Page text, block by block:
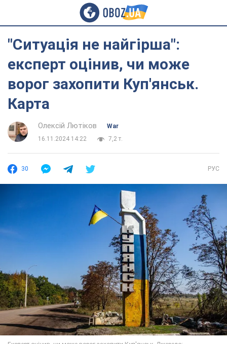
"Ситуація не найгірша":
експерт оцінив, чи може
ворог захопити Куп'янськ.
Карта
Олексій Лютіков
War
16.11.2024 14:22
7,2 т.
30 РУС